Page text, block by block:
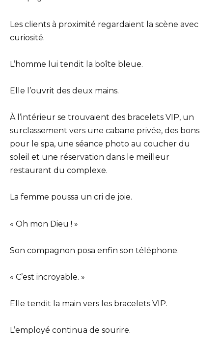
Les clients à proximité regardaient la scène avec
curiosité.
L’homme lui tendit la boîte bleue.
Elle l’ouvrit des deux mains.
À l’intérieur se trouvaient des bracelets VIP, un
surclassement vers une cabane privée, des bons
pour le spa, une séance photo au coucher du
soleil et une réservation dans le meilleur
restaurant du complexe.
La femme poussa un cri de joie.
« Oh mon Dieu ! »
Son compagnon posa enfin son téléphone.
« C’est incroyable. »
Elle tendit la main vers les bracelets VIP.
L’employé continua de sourire.